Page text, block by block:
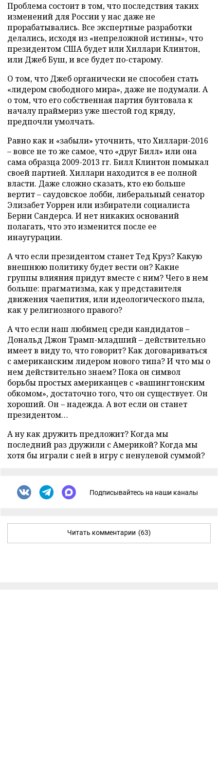
Проблема состоит в том, что последствия таких
изменений для России у нас даже не
прорабатывались. Все экспертные разработки
делались, исходя из «непреложной истины», что
президентом США будет или Хиллари Клинтон,
или Джеб Буш, и все будет по-старому.
О том, что Джеб органически не способен стать
«лидером свободного мира», даже не подумали. А
о том, что его собственная партия бунтовала к
началу праймериз уже шестой год кряду,
предпочли умолчать.
Равно как и «забыли» уточнить, что Хиллари-2016
– вовсе не то же самое, что «друг Билл» или она
сама образца 2009-2013 гг. Билл Клинтон помыкал
своей партией. Хиллари находится в ее полной
власти. Даже сложно сказать, кто ею больше
вертит – саудовское лобби, либеральный сенатор
Элизабет Уоррен или избиратели социалиста
Берни Сандерса. И нет никаких оснований
полагать, что это изменится после ее
инаугурации.
А что если президентом станет Тед Круз? Какую
внешнюю политику будет вести он? Какие
группы влияния придут вместе с ним? Чего в нем
больше: прагматизма, как у представителя
движения чаепития, или идеологического пыла,
как у религиозного правого?
А что если наш любимец среди кандидатов –
Дональд Джон Трамп-младший – действительно
имеет в виду то, что говорит? Как договариваться
с американским лидером нового типа? И что мы о
нем действительно знаем? Пока он символ
борьбы простых американцев с «вашингтонским
обкомом», достаточно того, что он существует. Он
хороший. Он – надежда. А вот если он станет
президентом…
А ну как дружить предложит? Когда мы
последний раз дружили с Америкой? Когда мы
хотя бы играли с ней в игру с ненулевой суммой?
Подписывайтесь на наши каналы
Читать комментарии (63)